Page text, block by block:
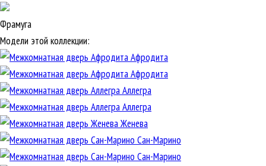
Фрамуга
Модели этой коллекции:
Афродита
Афродита
Аллегра
Аллегра
Женева
Сан-Марино
Сан-Марино